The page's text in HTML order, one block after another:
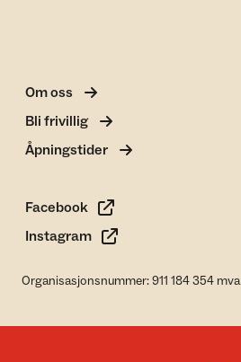
Om oss
Bli frivillig
Åpningstider
Facebook
Instagram
Organisasjonsnummer: 911 184 354 mva